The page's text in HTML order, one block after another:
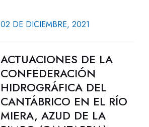
02 DE DICIEMBRE, 2021
ACTUACIONES DE LA
CONFEDERACIÓN
HIDROGRÁFICA DEL
CANTÁBRICO EN EL RÍO
MIERA, AZUD DE LA